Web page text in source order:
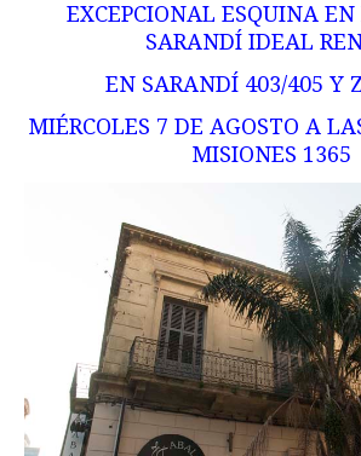
EXCEPCIONAL ESQUINA
SARANDÍ IDEAL
EN SARANDÍ 403/405 Y
MIÉRCOLES 7 DE AGOSTO A
MISIONES 1365